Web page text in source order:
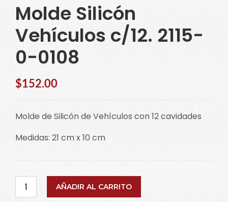
Molde Silicón
Vehículos c/12. 2115-
0-0108
$152.00
Molde de Silicón de Vehículos con 12 cavidades
Medidas: 21 cm x 10 cm
Molde
Silicón
AÑADIR AL CARRITO